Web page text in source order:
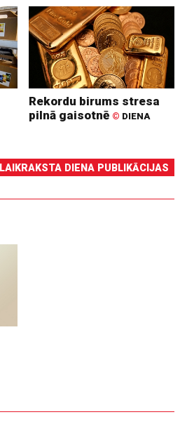
Rekordu birums stresa
pilnā gaisotnē © DIENA
LAIKRAKSTA DIENA PUBLIKĀCIJAS